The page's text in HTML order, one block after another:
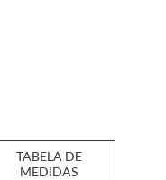
TABELA DE
MEDIDAS